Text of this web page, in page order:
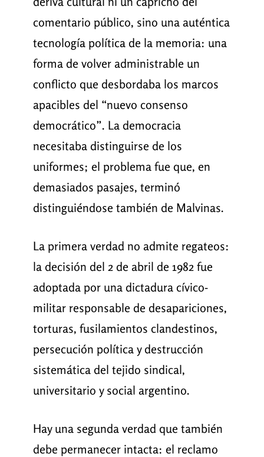
comentario público, sino una auténtica
tecnología política de la memoria: una
forma de volver administrable un
conflicto que desbordaba los marcos
apacibles del “nuevo consenso
democrático”. La democracia
necesitaba distinguirse de los
uniformes; el problema fue que, en
demasiados pasajes, terminó
distinguiéndose también de Malvinas.
La primera verdad no admite regateos:
la decisión del 2 de abril de 1982 fue
adoptada por una dictadura cívico-
militar responsable de desapariciones,
torturas, fusilamientos clandestinos,
persecución política y destrucción
sistemática del tejido sindical,
universitario y social argentino.
Hay una segunda verdad que también
debe permanecer intacta: el reclamo